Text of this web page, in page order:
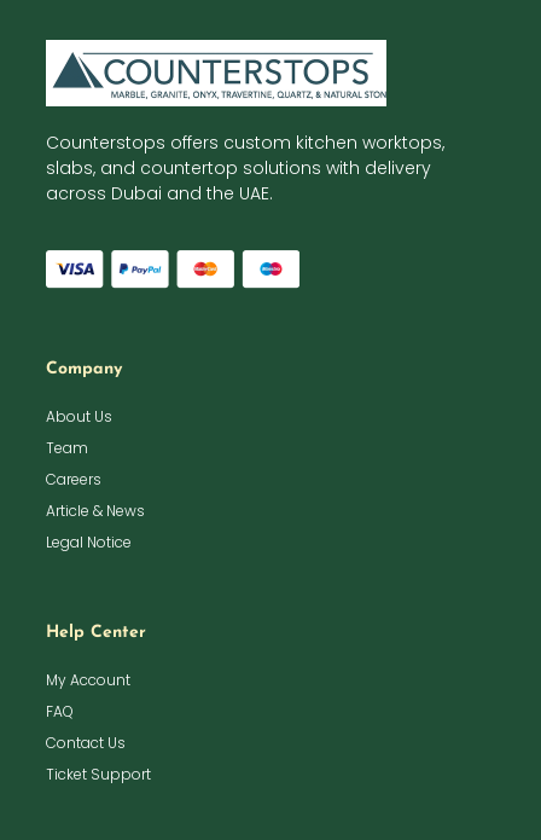
Counterstops offers custom kitchen worktops,
slabs, and countertop solutions with delivery
across Dubai and the UAE.
Company
About Us
Team
Careers
Article & News
Legal Notice
Help Center
My Account
FAQ
Contact Us
Ticket Support